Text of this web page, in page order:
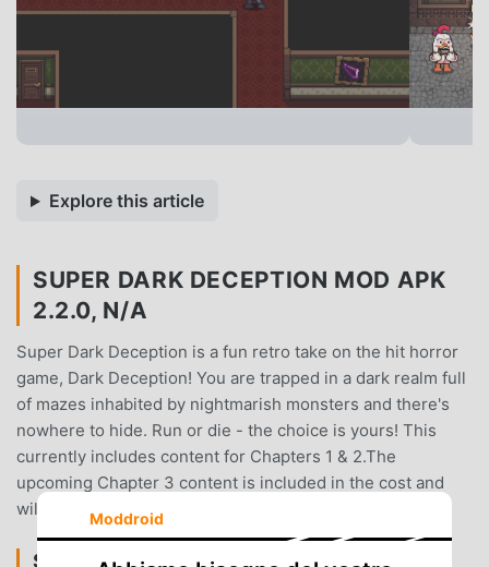
Explore this article
SUPER DARK DECEPTION MOD APK
2.2.0, N/A
Super Dark Deception is a fun retro take on the hit horror
game, Dark Deception! You are trapped in a dark realm full
of mazes inhabited by nightmarish monsters and there's
nowhere to hide. Run or die - the choice is yours! This
currently includes content for Chapters 1 & 2.The
upcoming Chapter 3 content is included in the cost and
will be added via update as soon as it releases!
SUPER DARK DECEPTION INTRODUZIONE
Moddroid